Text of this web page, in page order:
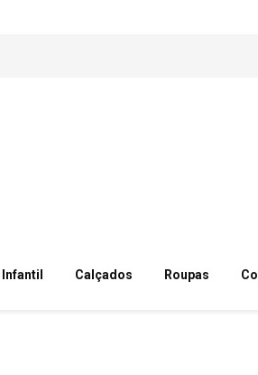
Infantil Calçados Roupas